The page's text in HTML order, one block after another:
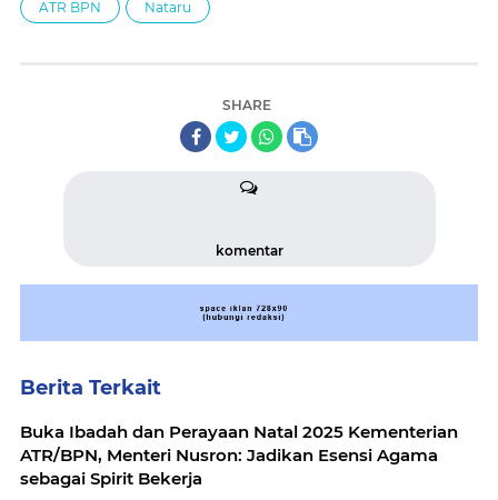
ATR BPN Nataru
SHARE
komentar
Berita Terkait
Buka Ibadah dan Perayaan Natal 2025 Kementerian
ATR/BPN, Menteri Nusron: Jadikan Esensi Agama
sebagai Spirit Bekerja